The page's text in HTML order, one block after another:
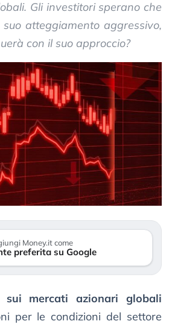
Gli investitori sperano che
atteggiamento aggressivo,
con il suo approccio?
Money.it come
preferita su Google
sui mercati azionari globali
per le condizioni del settore